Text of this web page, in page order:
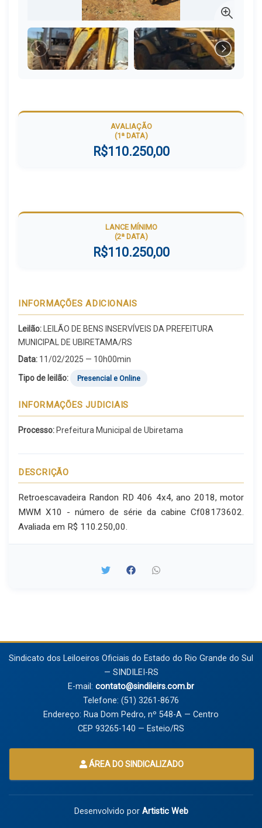
AVALIAÇÃO
(1ª DATA)
R$110.250,00
LANCE MÍNIMO
(2ª DATA)
R$110.250,00
INFORMAÇÕES ADICIONAIS
Leilão:LEILÃO DE BENS INSERVÍVEIS DA PREFEITURA
MUNICIPAL DE UBIRETAMA/RS
Data: 11/02/2025 — 10h00min
Tipo de leilão: Presencial e Online
INFORMAÇÕES JUDICIAIS
Processo: Prefeitura Municipal de Ubiretama
DESCRIÇÃO
Retroescavadeira Randon RD 406 4x4, ano 2018, motor
MWM X10 - número de série da cabine Cf08173602.
Avaliada em R$ 110.250,00.
Sindicato dos Leiloeiros Oficiais do Estado do Rio Grande do Sul
— SINDILEI-RS
E-mail: contato@sindileirs.com.br
Telefone: (51) 3261-8676
Endereço: Rua Dom Pedro, nº 548-A — Centro
CEP 93265-140 — Esteio/RS
ÁREA DO SINDICALIZADO
Desenvolvido por Artistic Web